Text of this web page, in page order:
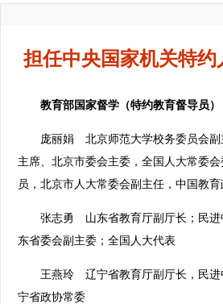
担任中央国家机关特
教育部国家督学（特约教育督导员）
庞丽娟 北京师范大学校务委员会副
主席、北京市委会主委，全国人大常委
员，北京市人大常委会副主任，中国教育
张志勇 山东省教育厅副厅长；民进
东省委会副主委；全国人大代表
王燕玲 辽宁省教育厅副厅长，民进
宁省政协常委